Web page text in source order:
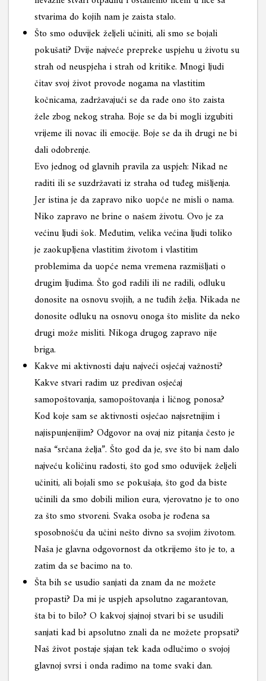
stvarima do kojih nam je zaista stalo.
Što smo oduvijek željeli učiniti, ali smo se bojali
pokušati? Dvije najveće prepreke uspjehu u životu su
strah od neuspjeha i strah od kritike. Mnogi ljudi
čitav svoj život provode nogama na vlastitim
kočnicama, zadržavajući se da rade ono što zaista
žele zbog nekog straha. Boje se da bi mogli izgubiti
vrijeme ili novac ili emocije. Boje se da ih drugi ne bi
dali odobrenje.
Evo jednog od glavnih pravila za uspjeh: Nikad ne
raditi ili se suzdržavati iz straha od tuđeg mišljenja.
Jer istina je da zapravo niko uopće ne misli o nama.
Niko zapravo ne brine o našem životu. Ovo je za
većinu ljudi šok. Međutim, velika većina ljudi toliko
je zaokupljena vlastitim životom i vlastitim
problemima da uopće nema vremena razmišljati o
drugim ljudima. Što god radili ili ne radili, odluku
donosite na osnovu svojih, a ne tuđih želja. Nikada ne
donosite odluku na osnovu onoga što mislite da neko
drugi može misliti. Nikoga drugog zapravo nije
briga.
Kakve mi aktivnosti daju najveći osjećaj važnosti?
Kakve stvari radim uz predivan osjećaj
samopoštovanja, samopoštovanja i ličnog ponosa?
Kod koje sam se aktivnosti osjećao najsretnijim i
najispunjenijim? Odgovor na ovaj niz pitanja često je
naša “srčana želja”. Što god da je, sve što bi nam dalo
najveću količinu radosti, što god smo oduvijek željeli
učiniti, ali bojali smo se pokušaja, što god da biste
učinili da smo dobili milion eura, vjerovatno je to ono
za što smo stvoreni. Svaka osoba je rođena sa
sposobnošću da učini nešto divno sa svojim životom.
Naša je glavna odgovornost da otkrijemo što je to, a
zatim da se bacimo na to.
Šta bih se usudio sanjati da znam da ne možete
propasti? Da mi je uspjeh apsolutno zagarantovan,
šta bi to bilo? O kakvoj sjajnoj stvari bi se usudili
sanjati kad bi apsolutno znali da ne možete propsati?
Naš život postaje sjajan tek kada odlučimo o svojoj
glavnoj svrsi i onda radimo na tome svaki dan.